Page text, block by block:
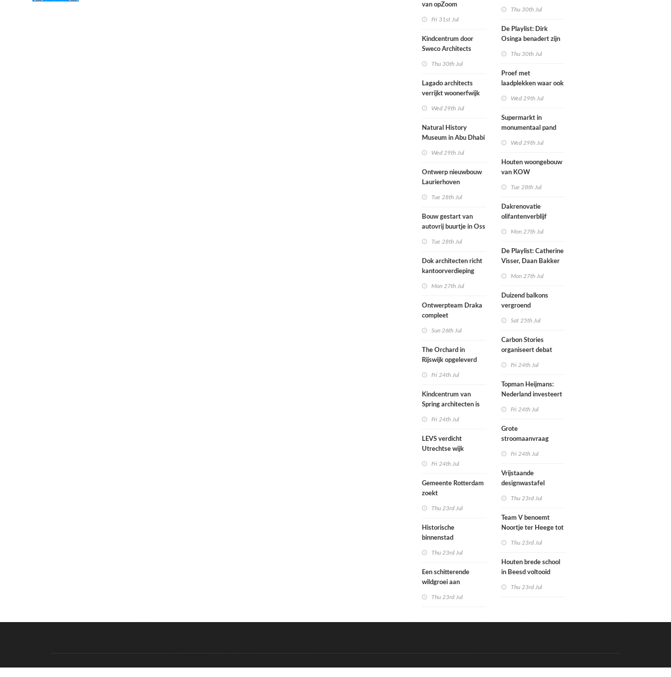
van opZoom
nieuwbouw en oude
industriële panden
Fri 31st Jul
Kindcentrum door
Sweco Architects
buitenruimte samen in
hart van dorp
Thu 30th Jul
Lagado architects
verrijkt woonerfwijk
huis
Wed 29th Jul
Natural History
Museum in Abu Dhabi
Wed 29th Jul
Ontwerp nieuwbouw
Laurierhoven
Tue 28th Jul
Bouw gestart van
autovrij buurtje in Oss
Tue 28th Jul
Dok architecten richt
kantoorverdieping
hernieuwd in
Mon 27th Jul
Ontwerpteam Draka
compleet
Sun 26th Jul
The Orchard in
Rijswijk opgeleverd
Fri 24th Jul
Kindcentrum van
Spring architecten is
Fri 24th Jul
LEVS verdicht
Utrechtse wijk
Fri 24th Jul
Gemeente Rotterdam
zoekt
doorrekenen met
CO2-rekenmethode
Thu 23rd Jul
Historische
binnenstad
werelderfgoed
Thu 23rd Jul
Een schitterende
wildgroei aan
Thu 23rd Jul
Thu 30th Jul
De Playlist: Dirk
Osinga benadert zijn
Thu 30th Jul
Proef met
laadplekken waar ook
Wed 29th Jul
Supermarkt in
monumentaal pand
Wed 29th Jul
Houten woongebouw
van KOW
herontwikkeling
ziekenhuisterrein
Tue 28th Jul
Dakrenovatie
olifantenverblijf
Mon 27th Jul
De Playlist: Catherine
Visser, Daan Bakker
kamerensemble
Mon 27th Jul
Duizend balkons
vergroend
Sat 25th Jul
Carbon Stories
organiseert debat
Fri 24th Jul
Topman Heijmans:
Nederland investeert
Fri 24th Jul
Grote
stroomaanvraag
afgewezen
Fri 24th Jul
Vrijstaande
designwastafel
Thu 23rd Jul
Team V benoemt
Noortje ter Heege tot
Thu 23rd Jul
Houten brede school
in Beesd voltooid
Thu 23rd Jul